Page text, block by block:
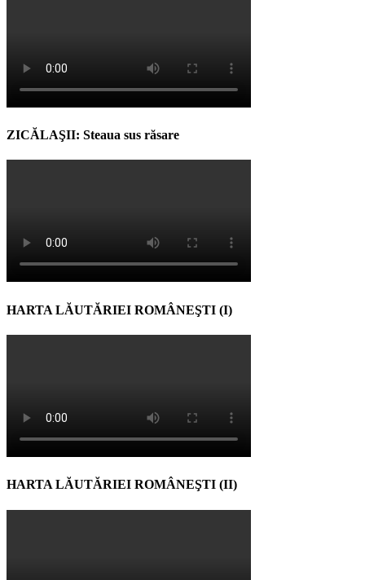
ZICĂLAŞII: Steaua sus răsare
HARTA LĂUTĂRIEI ROMÂNEŞTI (I)
HARTA LĂUTĂRIEI ROMÂNEŞTI (II)